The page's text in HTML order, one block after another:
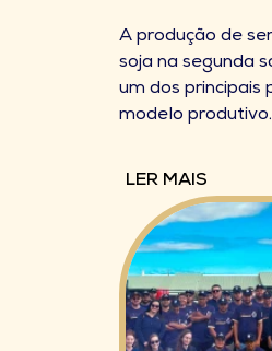
A produção de
soja na segunda
um dos principais
modelo
LER MAIS